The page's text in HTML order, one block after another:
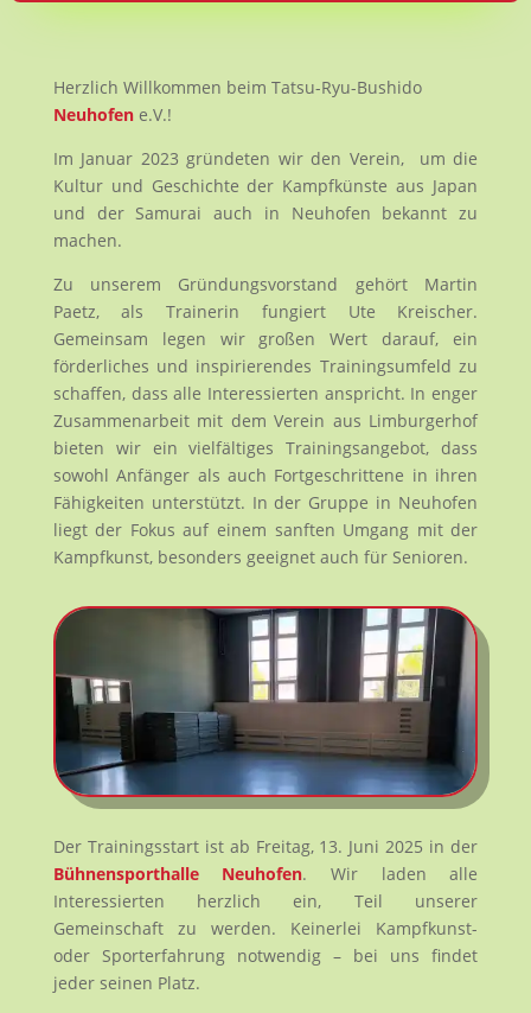
Herzlich Willkommen beim Tatsu-Ryu-Bushido
Neuhofene.V.!
Im Januar 2023 gründeten wir den Verein, um die
Kultur und Geschichte der Kampfkünste aus Japan
und der Samurai auch in Neuhofen bekannt zu
machen.
Zu unserem Gründungsvorstand gehört Martin
Paetz, als Trainerin fungiert Ute Kreischer.
Gemeinsam legen wir großen Wert darauf, ein
förderliches und inspirierendes Trainingsumfeld zu
schaffen, dass alle Interessierten anspricht. In enger
Zusammenarbeit mit dem Verein aus Limburgerhof
bieten wir ein vielfältiges Trainingsangebot, dass
sowohl Anfänger als auch Fortgeschrittene in ihren
Fähigkeiten unterstützt. In der Gruppe in Neuhofen
liegt der Fokus auf einem sanften Umgang mit der
Kampfkunst, besonders geeignet auch für Senioren.
Der Trainingsstart ist ab Freitag, 13. Juni 2025 in der
Bühnensporthalle Neuhofen. Wir laden alle
Interessierten herzlich ein, Teil unserer
Gemeinschaft zu werden. Keinerlei Kampfkunst-
oder Sporterfahrung notwendig – bei uns findet
jeder seinen Platz.